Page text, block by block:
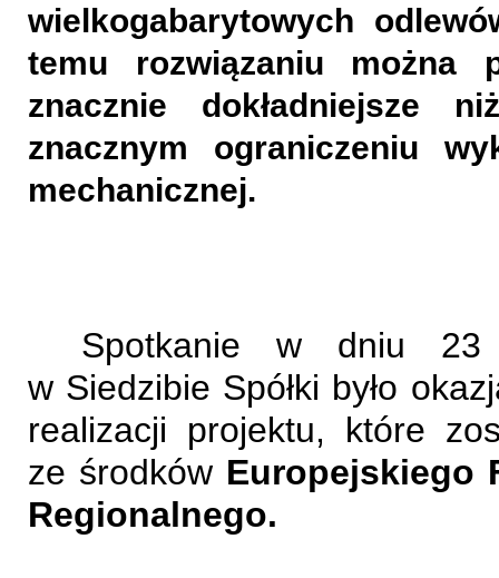
wielkogabarytowych
temu rozwiązaniu można
znacznie dokładniejsze
znacznym ograniczeniu
mechanicznej.
Spotkanie w dniu
w Siedzibie Spółki było
realizacji projektu, które
ze środków Europejskiego
Regionalnego.